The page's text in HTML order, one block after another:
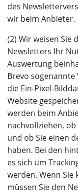
des
wir beim Anbieter.
(2) Wir weisen Sie
Newsletters Ihr
Auswertung
Brevo sogenannte
die Ein-Pixel-
Website
werden beim
nachvollziehen,
und ob Sie einen
haben. Bei den
es sich um
werden. Wenn Sie
müssen Sie den